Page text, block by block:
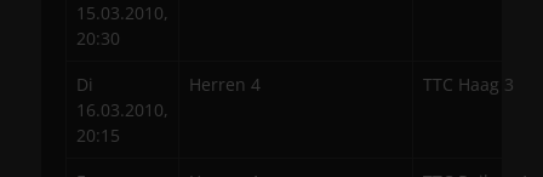
15.03.2010,
20:30
Di
16.03.2010,
20:15
Herren 4 TTC Haag 3